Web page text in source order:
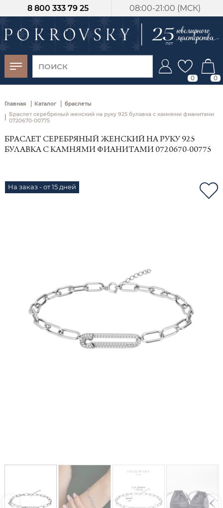
08:00-21:00 (МСК)
8 800 333 79 25
0 0
Главная | Каталог | браслеты
Браслет серебряный женский на руку 925 булавка с камнями фианитами
0720670-00775
БРАСЛЕТ СЕРЕБРЯНЫЙ ЖЕНСКИЙ НА РУКУ 925
БУЛАВКА С КАМНЯМИ ФИАНИТАМИ 0720670-00775
На заказ - от 15 дней
-30%
от 15 дней с
момента оплаты